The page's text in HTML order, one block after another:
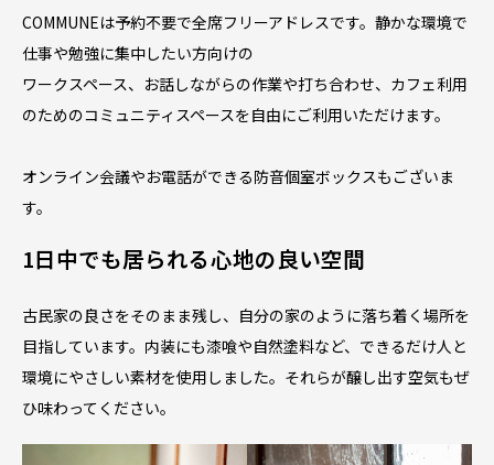
COMMUNEは予約不要で全席フリーアドレスです。静かな環境で
仕事や勉強に集中したい方向けの
ワークスペース、お話しながらの作業や打ち合わせ、カフェ利用
のためのコミュニティスペースを自由にご利用いただけます。
オンライン会議やお電話ができる防音個室ボックスもございま
す。
1日中でも居られる心地の良い空間
古民家の良さをそのまま残し、自分の家のように落ち着く場所を
目指しています。内装にも漆喰や自然塗料など、できるだけ人と
環境にやさしい素材を使用しました。それらが醸し出す空気もぜ
ひ味わってください。